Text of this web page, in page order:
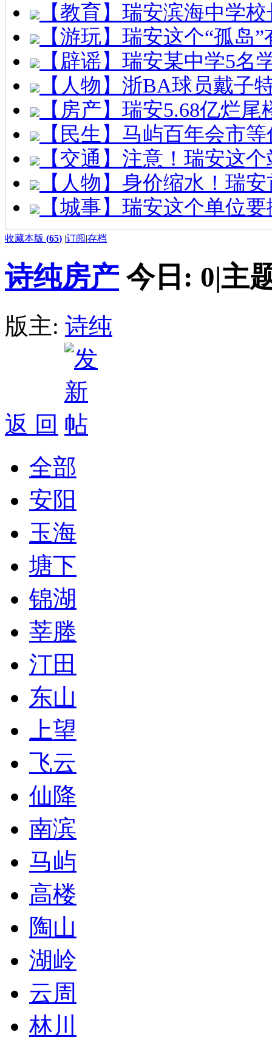
【教育】瑞安滨海中学
【游玩】瑞安这个“孤岛
【辟谣】瑞安某中学5名
【人物】浙BA球员戴子
【房产】瑞安5.68亿烂
【民生】马屿百年会市
【交通】注意！瑞安这
【人物】身价缩水！瑞
【城事】瑞安这个单位
收藏本版 (65) |订阅|存档
诗纯房产 今日: 0|主
版主: 诗纯
返 回
全部
安阳
玉海
塘下
锦湖
莘塍
汀田
东山
上望
飞云
仙降
南滨
马屿
高楼
陶山
湖岭
云周
林川